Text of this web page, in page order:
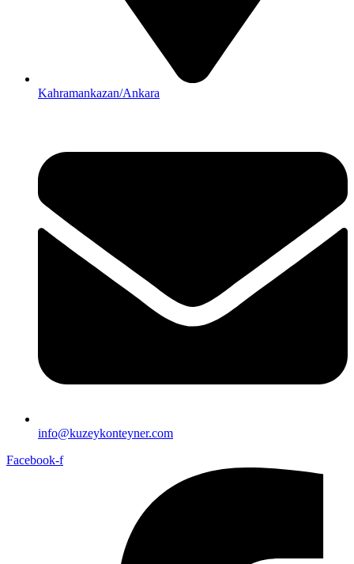
Kahramankazan/Ankara
info@kuzeykonteyner.com
Facebook-f